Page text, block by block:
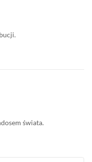
świata.